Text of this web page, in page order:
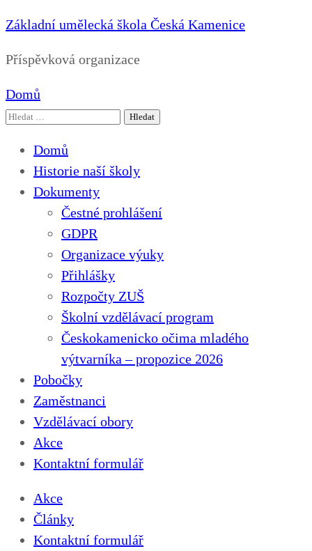
Základní umělecká škola Česká Kamenice
Příspěvková organizace
Domů
Vyhledávání
Domů
Historie naší školy
Dokumenty
Čestné prohlášení
GDPR
Organizace výuky
Přihlášky
Rozpočty ZUŠ
Školní vzdělávací program
Českokamenicko očima mladého
výtvarníka – propozice 2026
Pobočky
Zaměstnanci
Vzdělávací obory
Akce
Kontaktní formulář
Akce
Články
Kontaktní formulář